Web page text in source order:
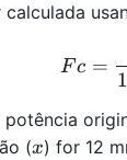
Fc =
1
potência
(x
x) for 12